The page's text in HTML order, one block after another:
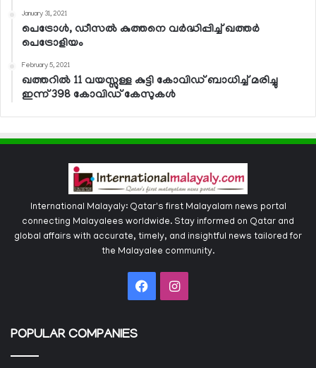
January 31, 2021
പെട്രോള്‍, ഡീസല്‍ കുത്തനെ വര്‍ദ്ധിപ്പിച്ച് ഖത്തര്‍
പെട്രോളിയം
February 5, 2021
ഖത്തറില്‍ 11 വയസ്സുള്ള കുട്ടി കോവിഡ് ബാധിച്ച് മരിച്ചു
ഇന്ന് 398 കോവിഡ് കേസുകള്‍
International Malayaly: Qatar's first Malayalam news portal
connecting Malayalees worldwide. Stay informed on Qatar and
global affairs with accurate, timely, and insightful news tailored for
the Malayalee community.
FacebookInstagram
POPULAR COMPANIES